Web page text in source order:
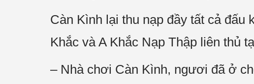
Càn Kình lại thu nạp đầy tất cả đấu
Khắc và A Khắc Nạp Thập liên thủ
– Nhà chơi Càn Kình, ngươi đã ở